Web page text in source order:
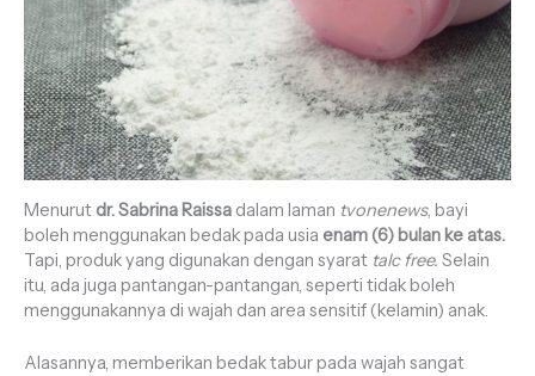
Menurut dr. Sabrina Raissa dalam laman tvonenews, bayi
boleh menggunakan bedak pada usia enam (6) bulan ke atas.
Tapi, produk yang digunakan dengan syarat talc free. Selain
itu, ada juga pantangan-pantangan, seperti tidak boleh
menggunakannya di wajah dan area sensitif (kelamin) anak.
Alasannya, memberikan bedak tabur pada wajah sangat